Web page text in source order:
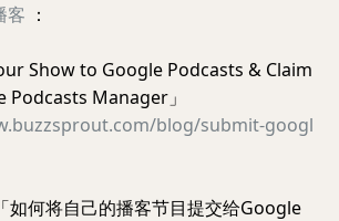
客 ：
Show to Google Podcasts & Claim
Podcasts Manager」
blog/submit-googl
如何将自己的播客节目提交给Google